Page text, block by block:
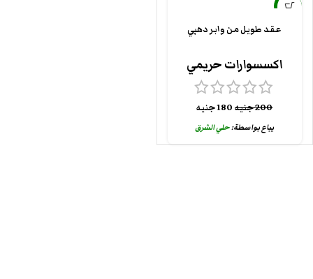
-10%
عقد طويل من وابر دهبي
اكسسوارات حريمي
200جنيه 180جنيه
يباع بواسطة:حلي الشرق